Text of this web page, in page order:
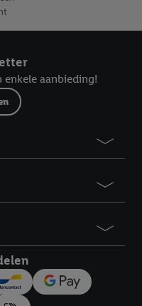
enkele aanbieding!